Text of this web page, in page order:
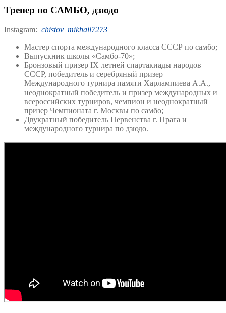
Тренер по САМБО, дзюдо
Instagram: chistov_mikhail7273
Мастер спорта международного класса СССР по самбо;
Выпускник школы «Самбо-70»;
Бронзовый призер IX летней спартакиады народов
СССР, победитель и серебряный призер
Международного турнира памяти Харлампиева А.А.,
неоднократный победитель и призер международных и
всероссийских турниров, чемпион и неоднократный
призер Чемпионата г. Москвы по самбо;
Двукратный победитель Первенства г. Прага и
международного турнира по дзюдо.